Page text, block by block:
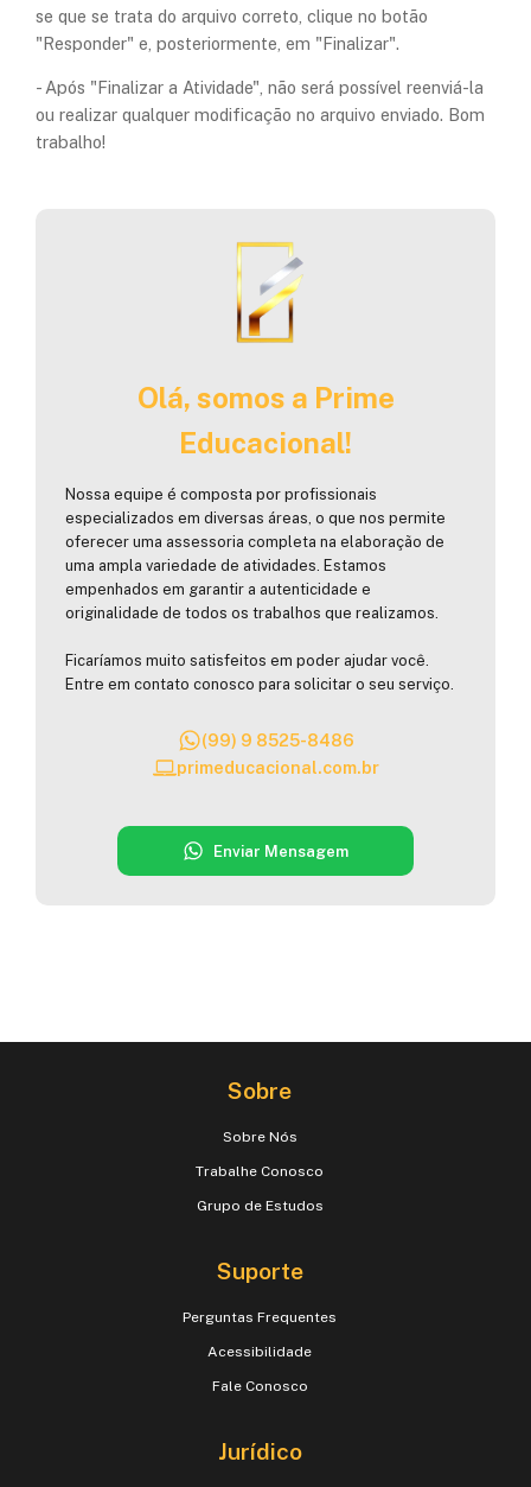
se que se trata do arquivo correto, clique no botão
"Responder" e, posteriormente, em "Finalizar".
- Após "Finalizar a Atividade", não será possível reenviá-la
ou realizar qualquer modificação no arquivo enviado. Bom
trabalho!
Olá, somos a Prime
Educacional!
Nossa equipe é composta por profissionais
especializados em diversas áreas, o que nos permite
oferecer uma assessoria completa na elaboração de
uma ampla variedade de atividades. Estamos
empenhados em garantir a autenticidade e
originalidade de todos os trabalhos que realizamos.
Ficaríamos muito satisfeitos em poder ajudar você.
Entre em contato conosco para solicitar o seu serviço.
(99) 9 8525-8486
primeducacional.com.br
Enviar Mensagem
Sobre
Sobre Nós
Trabalhe Conosco
Grupo de Estudos
Suporte
Perguntas Frequentes
Acessibilidade
Fale Conosco
Jurídico